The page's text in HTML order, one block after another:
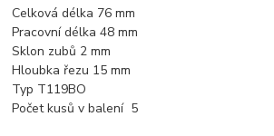
Celková délka 76 mm
Pracovní délka 48 mm
Sklon zubů 2 mm
Hloubka řezu 15 mm
Typ T119BO
Počet kusů v balení 5